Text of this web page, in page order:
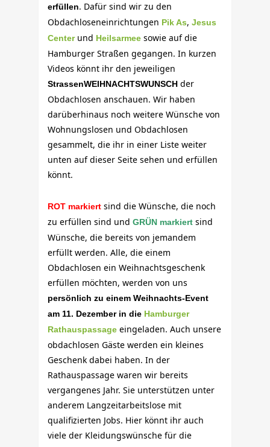
erfüllen. Dafür sind wir zu den
Obdachloseneinrichtungen Pik As,Jesus
Centerund Heilsarmee sowie auf die
Hamburger Straßen gegangen. In kurzen
Videos könnt ihr den jeweiligen
StrassenWEIHNACHTSWUNSCH der
Obdachlosen anschauen. Wir haben
darüberhinaus noch weitere Wünsche von
Wohnungslosen und Obdachlosen
gesammelt, die ihr in einer Liste weiter
unten auf dieser Seite sehen und erfüllen
könnt.
ROT markiert sind die Wünsche, die noch
zu erfüllen sind undGRÜN markiert sind
Wünsche, die bereits von jemandem
erfüllt werden. Alle, die einem
Obdachlosen ein Weihnachtsgeschenk
erfüllen möchten, werden von uns
persönlich zu einem Weihnachts-Event
am 11. Dezember in die Hamburger
Rathauspassage eingeladen. Auch unsere
obdachlosen Gäste werden ein kleines
Geschenk dabei haben. In der
Rathauspassage waren wir bereits
vergangenes Jahr. Sie unterstützen unter
anderem Langzeitarbeitslose mit
qualifizierten Jobs. Hier könnt ihr auch
viele der Kleidungswünsche für die